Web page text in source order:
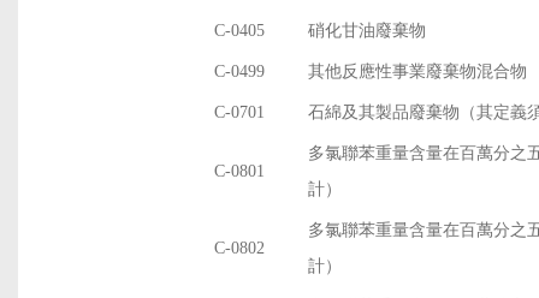
C-0405 硝化甘油廢棄物
C-0499 其他反應性事業廢棄物混合物
C-0701 石綿及其製品廢棄物（其定義
C-0801
多氯聯苯重量含量在百萬分之
計）
C-0802
多氯聯苯重量含量在百萬分之
計）